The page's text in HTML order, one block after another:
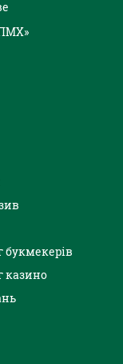
букмекерів
казино